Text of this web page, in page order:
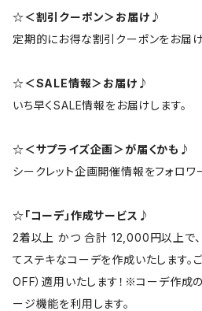
☆＜割引クーポン＞お届け♪
定期的にお得な割引クーポンをお届
☆＜SALE情報＞お届け♪
いち早くSALE情報をお届けします。
☆＜サプライズ企画＞が届くかも♪
シークレット企画開催情報をフォロ
☆「コーデ」作成サービス♪
2着以上 かつ 合計 12,000円以上で
てステキなコーデを作成いたします。
OFF）適用いたします！※コーデ作成
ージ機能を利用します。